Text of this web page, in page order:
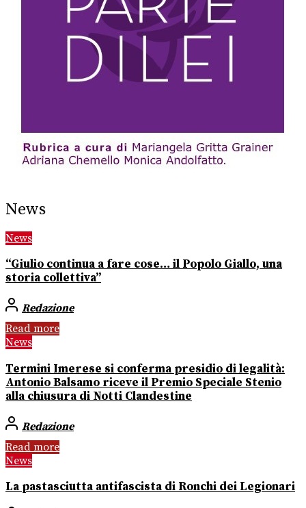
News
News
“Giulio continua a fare cose… il Popolo Giallo, una
storia collettiva”
Redazione
Read more
News
Termini Imerese si conferma presidio di legalità:
Antonio Balsamo riceve il Premio Speciale Stenio
alla chiusura di Notti Clandestine
Redazione
Read more
News
La pastasciutta antifascista di Ronchi dei Legionari